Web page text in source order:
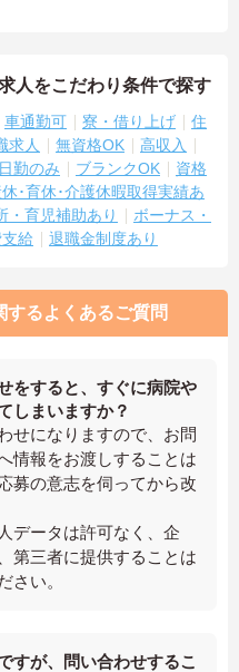
人をこだわり条件で探す
車通勤可 寮・借り上げ
住
求人 無資格OK
高収入
日勤のみ ブランクOK
資格
休･育休･介護休暇取得実績あ
・育児補助あり
ボーナス・
給 退職金制度あり
るよくあるご質問
をすると、すぐに病院や
しまいますか？
せになりますので、お問
情報をお渡しすることは
募の意志を伺ってから改
データは許可なく、企
第三者に提供することは
さい。
すが、問い合わせするこ